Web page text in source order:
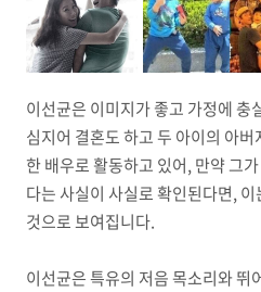
이선균은 이미지가 좋고 가정에 충
심지어 결혼도 하고 두 아이의 아
한 배우로 활동하고 있어, 만약 그
다는 사실이 사실로 확인된다면,
것으로 보여집니다.
이선균은 특유의 저음 목소리와 뛰